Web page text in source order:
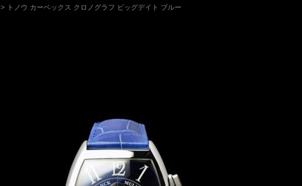
> トノウ カーベックス クロノグラフ ビッグデイト ブルー